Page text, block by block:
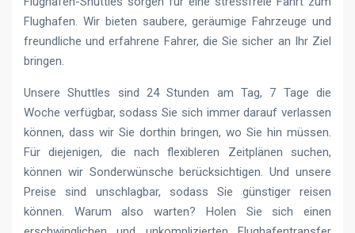
Flughafen. Wir bieten saubere, geräumige Fahrzeuge und
freundliche und erfahrene Fahrer, die Sie sicher an Ihr Ziel
bringen.
Unsere Shuttles sind 24 Stunden am Tag, 7 Tage die
Woche verfügbar, sodass Sie sich immer darauf verlassen
können, dass wir Sie dorthin bringen, wo Sie hin müssen.
Für diejenigen, die nach flexibleren Zeitplänen suchen,
können wir Sonderwünsche berücksichtigen. Und unsere
Preise sind unschlagbar, sodass Sie günstiger reisen
können. Warum also warten? Holen Sie sich einen